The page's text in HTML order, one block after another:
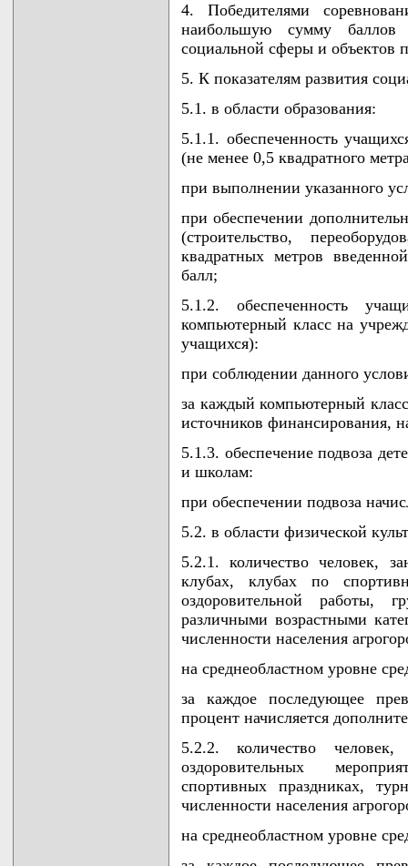
4. Победителями
наибольшую сумму баллов
социальной сферы и объектов
5. К показателям развития
5.1. в области образования:
5.1.1. обеспеченность
(не менее 0,5 квадратного
при выполнении указанного
при обеспечении
(строительство,
квадратных метров
балл;
5.1.2. обеспеченность
компьютерный класс на
учащихся):
при соблюдении данного
за каждый компьютерный
источников финансирования,
5.1.3. обеспечение подвоза
и школам:
при обеспечении подвоза
5.2. в области физической
5.2.1. количество человек,
клубах, клубах по
оздоровительной работы,
различными возрастными
численности населения
на среднеобластном уровне
за каждое последующее
процент начисляется
5.2.2. количество
оздоровительных
спортивных праздниках,
численности населения
на среднеобластном уровне